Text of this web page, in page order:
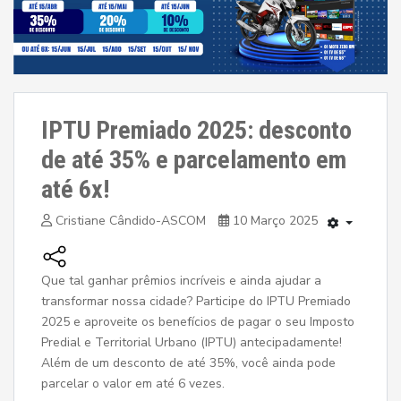
IPTU Premiado 2025: desconto
de até 35% e parcelamento em
até 6x!
Cristiane Cândido-ASCOM 10 Março 2025
Que tal ganhar prêmios incríveis e ainda ajudar a
transformar nossa cidade? Participe do IPTU Premiado
2025 e aproveite os benefícios de pagar o seu Imposto
Predial e Territorial Urbano (IPTU) antecipadamente!
Além de um desconto de até 35%, você ainda pode
parcelar o valor em até 6 vezes.